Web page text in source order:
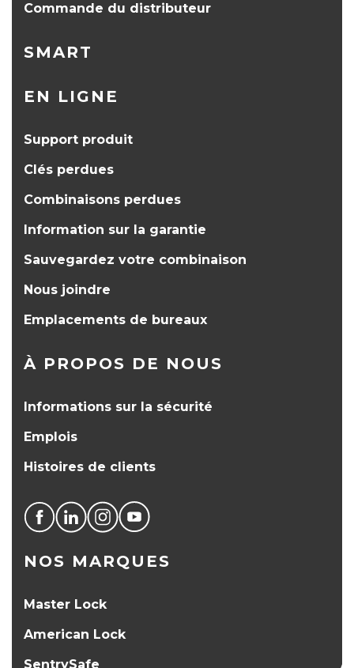
Commande du distributeur
SMART
EN LIGNE
Support produit
Clés perdues
Combinaisons perdues
Information sur la garantie
Sauvegardez votre combinaison
Nous joindre
Emplacements de bureaux
À PROPOS DE NOUS
Informations sur la sécurité
Emplois
Histoires de clients
NOS MARQUES
Master Lock
American Lock
SentrySafe